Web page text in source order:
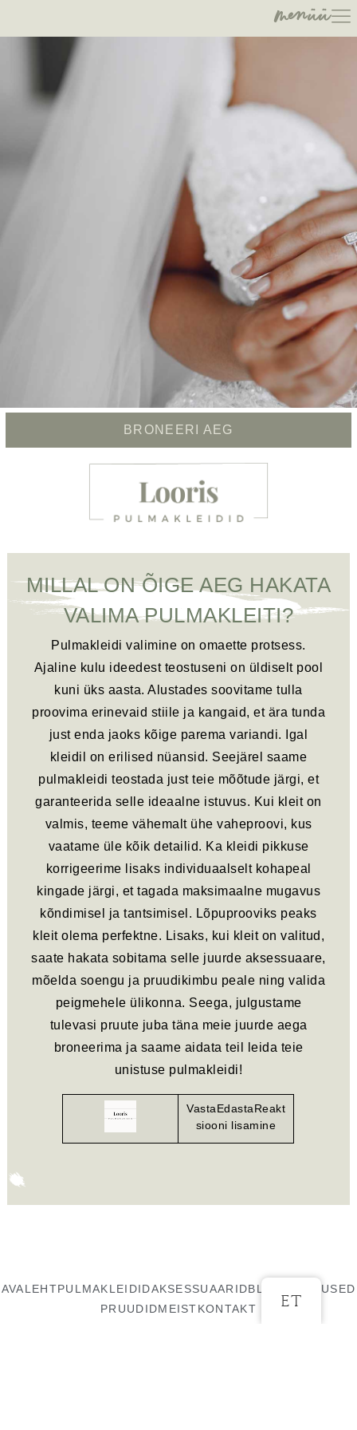
menüü
BRONEERI AEG
MILLAL ON ÕIGE AEG HAKATA
VALIMA PULMAKLEITI?
Pulmakleidi valimine on omaette protsess.
Ajaline kulu ideedest teostuseni on üldiselt pool
kuni üks aasta. Alustades soovitame tulla
proovima erinevaid stiile ja kangaid, et ära tunda
just enda jaoks kõige parema variandi. Igal
kleidil on erilised nüansid. Seejärel saame
pulmakleidi teostada just teie mõõtude järgi, et
garanteerida selle ideaalne istuvus. Kui kleit on
valmis, teeme vähemalt ühe vaheproovi, kus
vaatame üle kõik detailid. Ka kleidi pikkuse
korrigeerime lisaks individuaalselt kohapeal
kingade järgi, et tagada maksimaalne mugavus
kõndimisel ja tantsimisel. Lõpuprooviks peaks
kleit olema perfektne. Lisaks, kui kleit on valitud,
saate hakata sobitama selle juurde aksessuaare,
mõelda soengu ja pruudikimbu peale ning valida
peigmehele ülikonna. Seega, julgustame
tulevasi pruute juba täna meie juurde aega
broneerima ja saame aidata teil leida teie
unistuse pulmakleidi!
VastaEdastaReakt
siooni lisamine
AVALEHTPULMAKLEIDIDAKSESSUAARIDBLOGI
TEENUSED
PRUUDIDMEISTKONTAKT ET